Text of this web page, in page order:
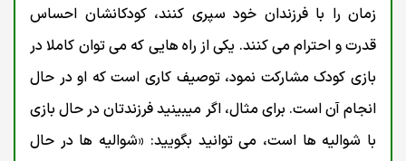
زمان را با فرزندان خود سپری کنند، کودکانشان احساس
قدرت و احترام می کنند. یکی از راه هایی که می توان کاملا در
بازی کودک مشارکت نمود، توصیف کاری است که او در حال
انجام آن است. برای مثال، اگر میبینید فرزندتان در حال بازی
با شوالیه ها است، می توانید بگویید: «شوالیه ها در حال